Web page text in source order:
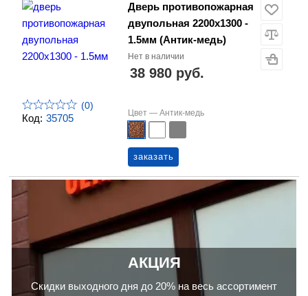
Код: 35705
(0)
Дверь противопожарная
двупольная 2200х1300 -
1.5мм (Антик-медь)
Нет в наличии
38 980 руб.
Цвет — Антик-медь
заказать
АКЦИЯ
Скидки выходного дня до 20% на весь ассортимент